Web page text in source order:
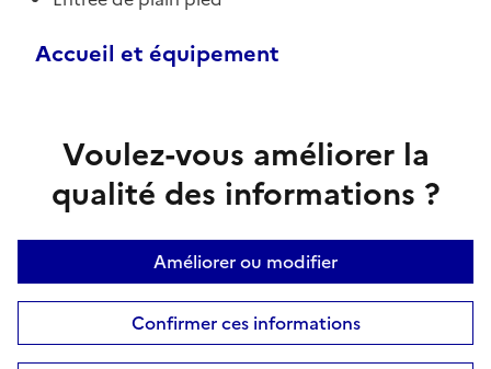
Accueil et équipement
Voulez-vous améliorer la
qualité des informations ?
Améliorer ou modifier
Confirmer ces informations